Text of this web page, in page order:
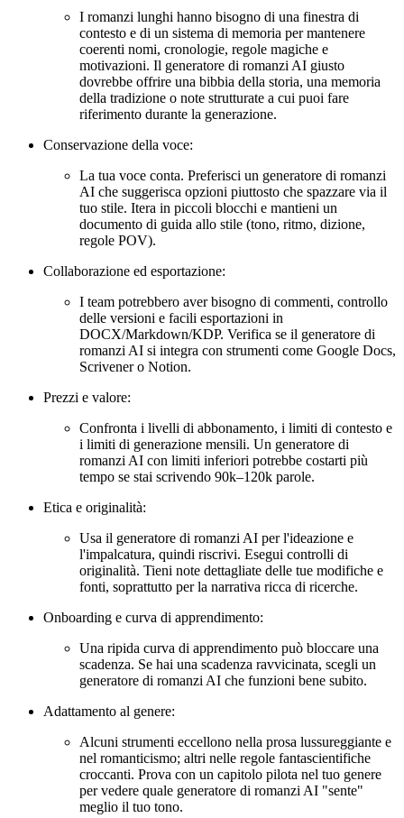
I romanzi lunghi hanno bisogno di una finestra di
contesto e di un sistema di memoria per mantenere
coerenti nomi, cronologie, regole magiche e
motivazioni. Il generatore di romanzi AI giusto
dovrebbe offrire una bibbia della storia, una memoria
della tradizione o note strutturate a cui puoi fare
riferimento durante la generazione.
Conservazione della voce:
La tua voce conta. Preferisci un generatore di romanzi
AI che suggerisca opzioni piuttosto che spazzare via il
tuo stile. Itera in piccoli blocchi e mantieni un
documento di guida allo stile (tono, ritmo, dizione,
regole POV).
Collaborazione ed esportazione:
I team potrebbero aver bisogno di commenti, controllo
delle versioni e facili esportazioni in
DOCX/Markdown/KDP. Verifica se il generatore di
romanzi AI si integra con strumenti come Google Docs,
Scrivener o Notion.
Prezzi e valore:
Confronta i livelli di abbonamento, i limiti di contesto e
i limiti di generazione mensili. Un generatore di
romanzi AI con limiti inferiori potrebbe costarti più
tempo se stai scrivendo 90k–120k parole.
Etica e originalità:
Usa il generatore di romanzi AI per l'ideazione e
l'impalcatura, quindi riscrivi. Esegui controlli di
originalità. Tieni note dettagliate delle tue modifiche e
fonti, soprattutto per la narrativa ricca di ricerche.
Onboarding e curva di apprendimento:
Una ripida curva di apprendimento può bloccare una
scadenza. Se hai una scadenza ravvicinata, scegli un
generatore di romanzi AI che funzioni bene subito.
Adattamento al genere:
Alcuni strumenti eccellono nella prosa lussureggiante e
nel romanticismo; altri nelle regole fantascientifiche
croccanti. Prova con un capitolo pilota nel tuo genere
per vedere quale generatore di romanzi AI "sente"
meglio il tuo tono.